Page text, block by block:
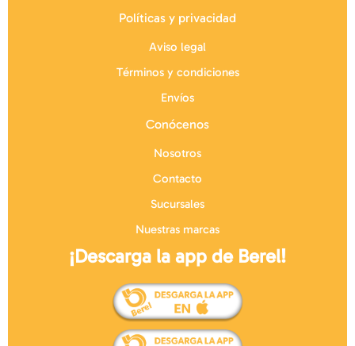
Políticas y privacidad
Aviso legal
Términos y condiciones
Envíos
Conócenos
Nosotros
Contacto
Sucursales
Nuestras marcas
¡Descarga la app de Berel!